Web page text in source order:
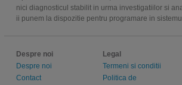
nici diagnosticul stabilit in urma investigatiilor si
ii punem la dispozitie pentru programare in
Despre noi
Despre noi
Contact
Legal
Termeni si conditii
Politica de